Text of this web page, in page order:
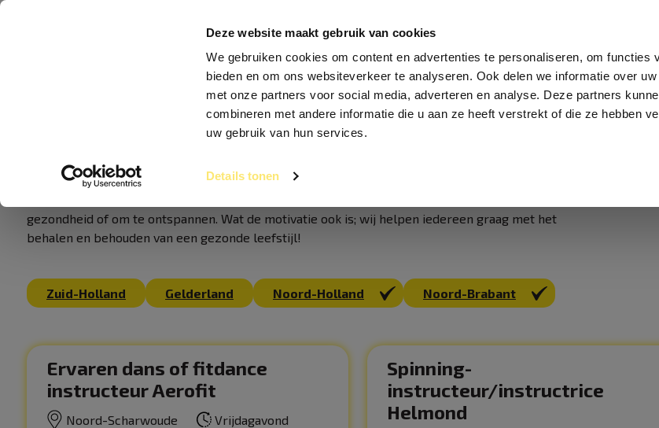
Deze website maakt gebruik van cookies
We gebruiken cookies om content en advertenties te personaliseren, om functies
bieden en om ons websiteverkeer te analyseren. Ook delen we informatie over
met onze partners voor social media, adverteren en analyse. Deze partners
combineren met andere informatie die u aan ze heeft verstrekt of die ze hebben
uw gebruik van hun services.
Details tonen
Clubs Abonnementen
ALLE VACATURES
Fitnessclub Nederland is een vooruitstrevende fitnessketen met een tiental vestigingen verspreid
door Nederland. Onze clubs hebben een huiselijke sfeer, ruime openingstijden en een gevarieerd
gezondheid of om te ontspannen. Wat de motivatie ook is; wij helpen iedereen graag met het
behalen en behouden van een gezonde leefstijl!
Zuid-Holland Gelderland Noord-Holland Noord-Brabant
Ervaren dans of fitdance
instructeur Aerofit
Noord-Scharwoude Vrijdagavond
Spinning-
instructeur/instructrice
Helmond